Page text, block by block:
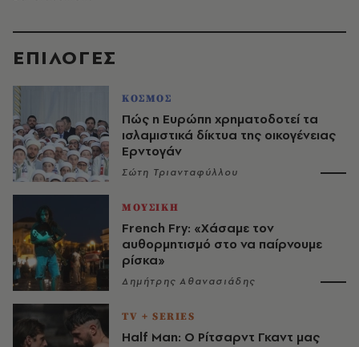
EΠΙΛΟΓΈΣ
ΚΟΣΜΟΣ
Πώς η Ευρώπη χρηματοδοτεί τα
ισλαμιστικά δίκτυα της οικογένειας
Ερντογάν
Σώτη Τριανταφύλλου
ΜΟΥΣΙΚΗ
French Fry: «Χάσαμε τον
αυθορμητισμό στο να παίρνουμε
ρίσκα»
Δημήτρης Αθανασιάδης
TV + SERIES
Half Man: Ο Ρίτσαρντ Γκαντ μας